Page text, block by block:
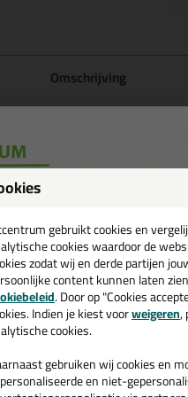
Omschrijving
it Silicon
je kit in een specifieke kleur?
voor verschillende
kleur zoekt met
je meer weten over de
& tricks voor
volgende blogs wordt dit
Welke kit heb ik nodig voor mijn
gebruikt cookies en
cookies waardoor de
zodat wij en derde partijen
content kunnen laten
. Door op "Cookies
Indien je kiest voorweigeren,
cookies.
gebruiken wij cookies en
en niet-
💚
en ontvang een
€35,-bij je eerste bestelling!